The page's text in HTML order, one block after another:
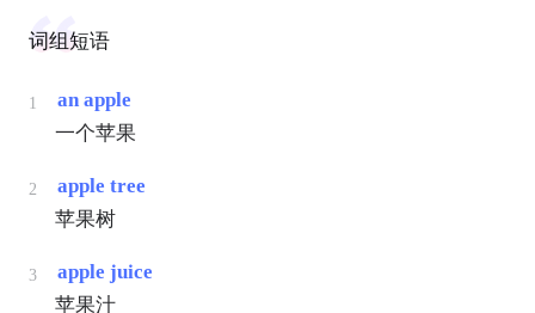
词组短语
1
an apple
一个苹果
2
apple tree
苹果树
3
apple juice
苹果汁